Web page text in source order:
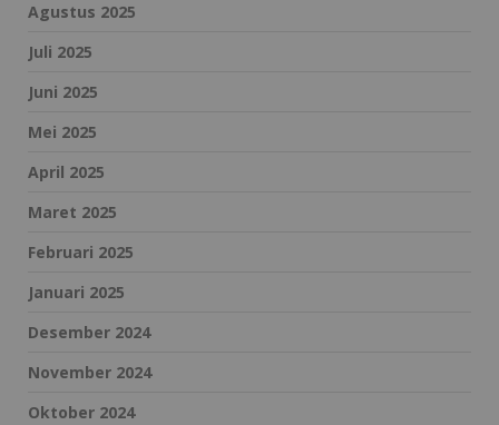
Agustus 2025
Juli 2025
Juni 2025
Mei 2025
April 2025
Maret 2025
Februari 2025
Januari 2025
Desember 2024
November 2024
Oktober 2024